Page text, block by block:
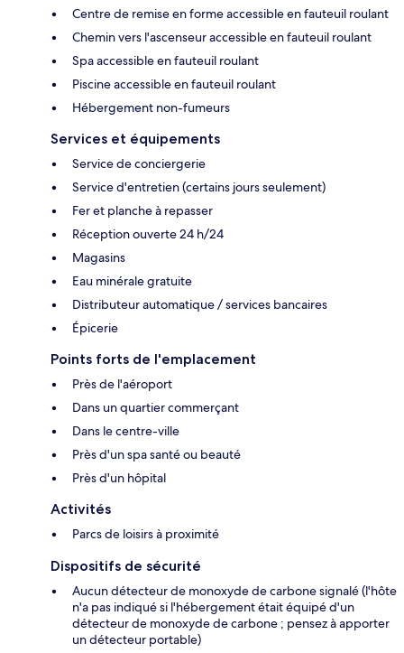
Centre de remise en forme accessible en fauteuil roulant
Chemin vers l'ascenseur accessible en fauteuil roulant
Spa accessible en fauteuil roulant
Piscine accessible en fauteuil roulant
Hébergement non-fumeurs
Services et équipements
Service de conciergerie
Service d'entretien (certains jours seulement)
Fer et planche à repasser
Réception ouverte 24 h/24
Magasins
Eau minérale gratuite
Distributeur automatique / services bancaires
Épicerie
Points forts de l'emplacement
Près de l'aéroport
Dans un quartier commerçant
Dans le centre-ville
Près d'un spa santé ou beauté
Près d'un hôpital
Activités
Parcs de loisirs à proximité
Dispositifs de sécurité
Aucun détecteur de monoxyde de carbone signalé (l'hôte
n'a pas indiqué si l'hébergement était équipé d'un
détecteur de monoxyde de carbone ; pensez à apporter
un détecteur portable)